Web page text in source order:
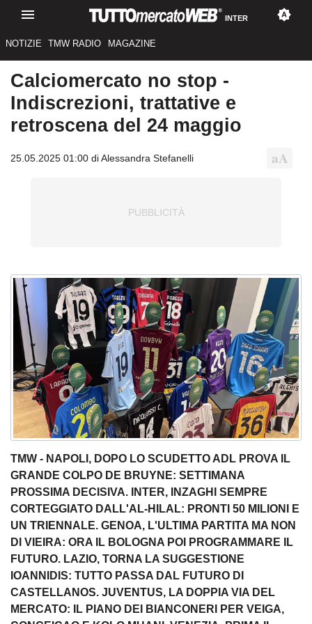
INTER
NOTIZIE TMW RADIO MAGAZINE
Calciomercato no stop -
Indiscrezioni, trattative e
retroscena del 24 maggio
25.05.2025 01:00 di Alessandra Stefanelli
TMW - NAPOLI, DOPO LO SCUDETTO ADL PROVA IL
GRANDE COLPO DE BRUYNE: SETTIMANA
PROSSIMA DECISIVA. INTER, INZAGHI SEMPRE
CORTEGGIATO DALL'AL-HILAL: PRONTI 50 MILIONI E
UN TRIENNALE. GENOA, L'ULTIMA PARTITA MA NON
DI VIEIRA: ORA IL BOLOGNA POI PROGRAMMARE IL
FUTURO. LAZIO, TORNA LA SUGGESTIONE
IOANNIDIS: TUTTO PASSA DAL FUTURO DI
CASTELLANOS. JUVENTUS, LA DOPPIA VIA DEL
MERCATO: IL PIANO DEI BIANCONERI PER VEIGA,